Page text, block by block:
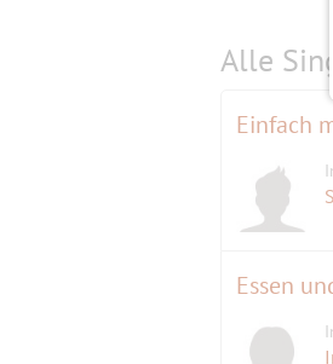
Alle
Einfach
Essen